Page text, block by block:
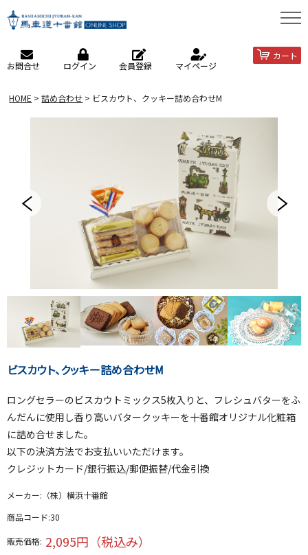
お問合せ ログイン 会員登録 マイページ
カート
HOME 詰め合わせ ビスカウト、クッキー詰め合わせM
ビスカウト、クッキー詰め合わせM
ロングセラーのビスカウトミックス5枚入りと、フレシュバターをふ
んだんに使用し香り高いバタークッキーを十番館オリジナル化粧箱
に詰め合せました。
以下の決済方法でお支払いいただけます。
クレジットカード/銀行振込/郵便振替/代金引換
メーカー: （株）横浜十番館
商品コード:30
販売価格: 2,095円（税込み）